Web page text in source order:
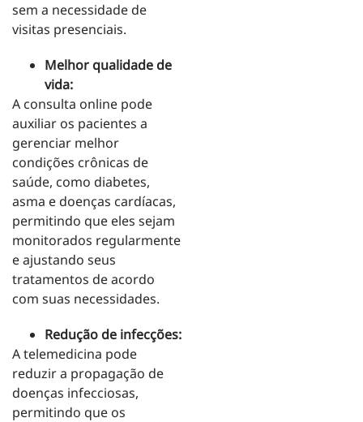
sem a necessidade de
visitas presenciais.
Melhor qualidade de
vida:
A consulta online pode
auxiliar os pacientes a
gerenciar melhor
condições crônicas de
saúde, como diabetes,
asma e doenças cardíacas,
permitindo que eles sejam
monitorados regularmente
e ajustando seus
tratamentos de acordo
com suas necessidades.
Redução de infecções:
A telemedicina pode
reduzir a propagação de
doenças infecciosas,
permitindo que os